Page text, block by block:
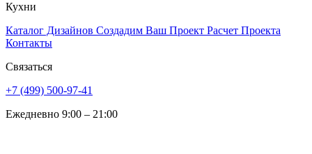
Кухни
Каталог Дизайнов Создадим Ваш Проект Расчет Проекта
Контакты
Связаться
+7 (499) 500-97-41
Ежедневно 9:00 – 21:00